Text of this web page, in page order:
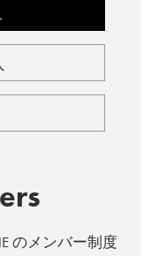
のメンバー制度